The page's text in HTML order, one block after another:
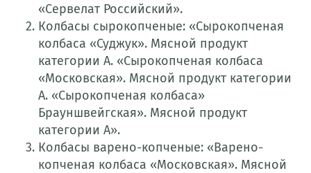
«Сервелат Российский».
Колбасы сырокопченые: «Сырокопченая
колбаса «Суджук». Мясной продукт
категории А. «Сырокопченая колбаса
«Московская». Мясной продукт категории
А. «Сырокопченая колбаса»
Брауншвейгская». Мясной продукт
категории А».
Колбасы варено-копченые: «Варено-
копченая колбаса «Московская». Мясной